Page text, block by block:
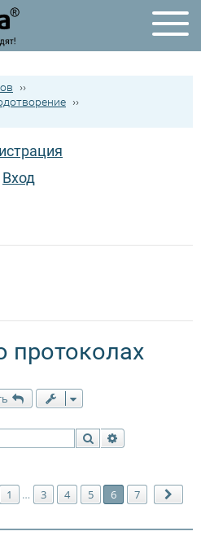
››
››
Вход
протоколах
Поиск
6из 7
Пред.
1 … 3 4 5 6 7